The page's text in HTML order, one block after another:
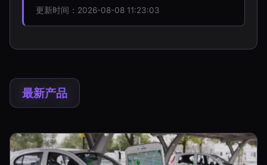
更新时间：2026-08-08 11:23:03
最新产品